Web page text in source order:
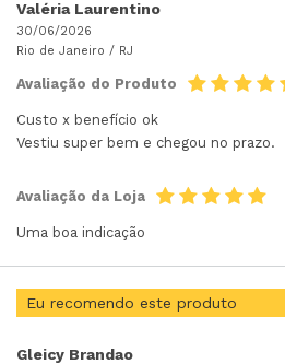
Valéria Laurentino
30/06/2026
Rio de Janeiro / RJ
Avaliação do Produto
Custo x benefício ok
Vestiu super bem e chegou no prazo.
Avaliação da Loja
Uma boa indicação
Eu recomendo este produto
Gleicy Brandao